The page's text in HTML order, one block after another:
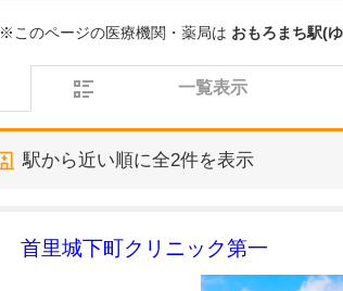
※このページの医療機関・薬局は おもろまち駅(
一覧表示
駅から近い順に全2件を表示
首里城下町クリニック第一